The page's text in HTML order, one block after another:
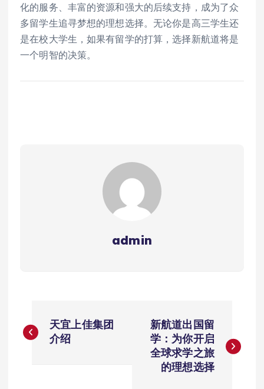
化的服务、丰富的资源和强大的后续支持，成为了众
多留学生追寻梦想的理想选择。无论你是高三学生还
是在校大学生，如果有留学的打算，选择新航道将是
一个明智的决策。
admin
章
天宜上佳集团
介绍
新航道出国留
学：为你开启
全球求学之旅
的理想选择